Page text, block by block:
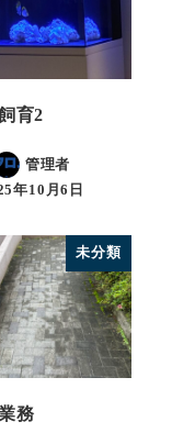
育2
管理者
年10月6日
未分類
務